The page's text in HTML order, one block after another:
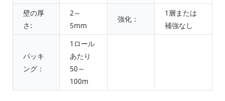
壁の厚
さ:
2～
5mm
強化：
1層または
補強なし
パッキ
ング：
1ロール
あたり
50～
100m